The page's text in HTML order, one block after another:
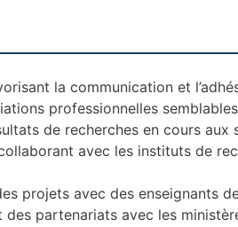
la communication et
professionnelles
de recherches en cours aux
avec les instituts de
projets avec des enseignants
des partenariats avec les